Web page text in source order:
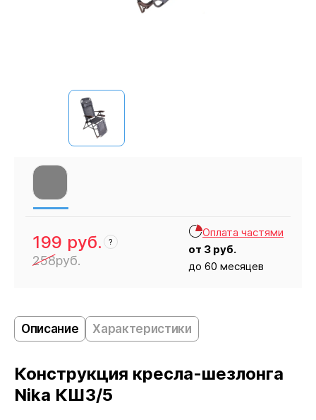
199 руб. ?
258руб.
Оплата частями
от 3 руб.
до 60 месяцев
Описание Характеристики
Конструкция кресла-шезлонга
Nika КШ3/5